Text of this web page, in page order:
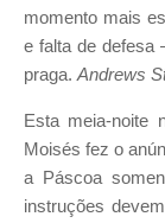
momento mais
e falta de defesa
praga. Andrews
Esta meia-noite
Moisés fez o
a Páscoa
instruções